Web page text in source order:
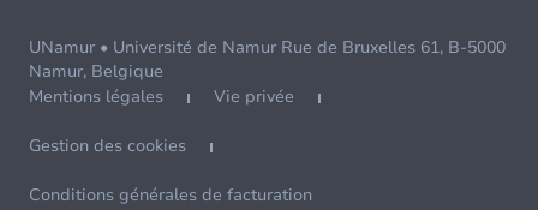
UNamur • Université de Namur Rue de Bruxelles 61, B-5000
Namur, Belgique
Mentions légales
Vie privée
Gestion des cookies
Conditions générales de facturation